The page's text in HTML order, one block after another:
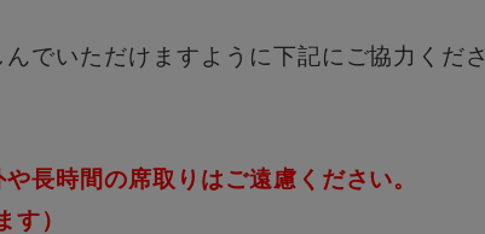
でいただけますように下記にご協力くださ
長時間の席取りはご遠慮ください。
す）